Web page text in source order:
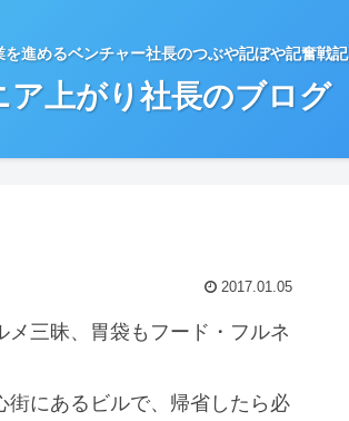
を進めるベンチャー社長のつぶや記ぼや記奮戦記
ア上がり社長のブログ
2017.01.05
三昧、胃袋もフード・フルネ
街にあるビルで、帰省したら必